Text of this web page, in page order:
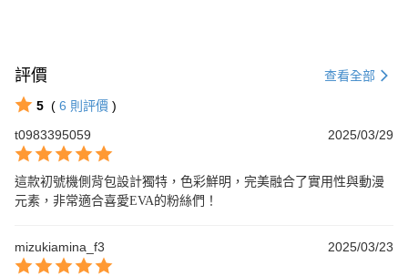
評價 查看全部
5 ( 6 則評價 )
t0983395059
2025/03/29
這款初號機側背包設計獨特，色彩鮮明，完美融合了實用性與動漫
元素，非常適合喜愛EVA的粉絲們！
mizukiamina_f3 2025/03/23